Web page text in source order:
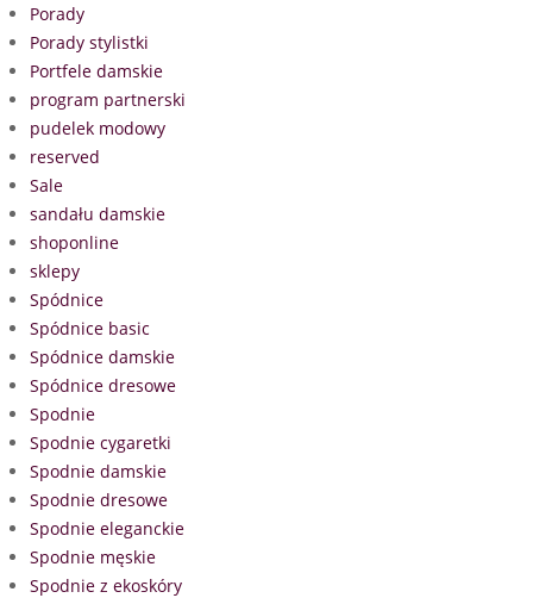
Porady
Porady stylistki
Portfele damskie
program partnerski
pudelek modowy
reserved
Sale
sandału damskie
shoponline
sklepy
Spódnice
Spódnice basic
Spódnice damskie
Spódnice dresowe
Spodnie
Spodnie cygaretki
Spodnie damskie
Spodnie dresowe
Spodnie eleganckie
Spodnie męskie
Spodnie z ekoskóry